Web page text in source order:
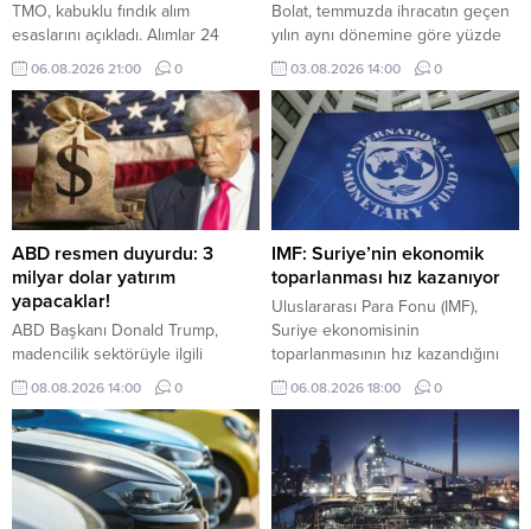
TMO, kabuklu fındık alım
esaslarını açıkladı. Alımlar 24
Ağustos'ta başlayacak, randevu
sistemi ise 17 Ağustos'ta devreye
girecek. ÇKS'ye kayıtlı üreticilerin
ürünleri belirlenen kalite
kriterlerine göre satın alınacak.
06.08.2026 21:00 0
Bolat, temmuzda ihracatın geçen
yılın aynı dönemine göre yüzde
2,9 artarak 25,6 milyar dolara
ulaştığını ve en yüksek temmuz
ayı ihracatına imza atıldığını
bildirdi.
03.08.2026 14:00 0
ABD resmen duyurdu: 3
milyar dolar yatırım
yapacaklar!
ABD Başkanı Donald Trump,
madencilik sektörüyle ilgili
projelere toplam değeri 3 milyar
doları bulan yatırım yapılacağını
bildirdi.
08.08.2026 14:00 0
IMF: Suriye’nin ekonomik
toparlanması hız kazanıyor
Uluslararası Para Fonu (IMF),
Suriye ekonomisinin
toparlanmasının hız kazandığını
belirterek, bölgede devam eden
çatışmalara rağmen ekonominin
bu yıl çift haneli büyümesinin
beklendiğini bildirdi.
06.08.2026 18:00 0